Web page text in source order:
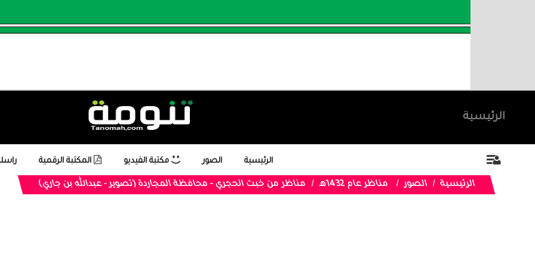
الرئيسية
الرئيسية الصور مكتبة الفيديو المكتبة الرقمية
الرئيسية الصور مناظر عام 1432هـ مناظر من خبت الحجري - محافظة المجاردة (تصوير - عبدالله بن جاري)